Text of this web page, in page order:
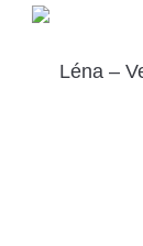
Léna –